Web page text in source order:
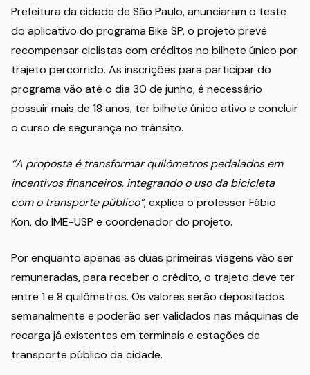
Prefeitura da cidade de São Paulo, anunciaram o teste
do aplicativo do programa Bike SP, o projeto prevê
recompensar ciclistas com créditos no bilhete único por
trajeto percorrido. As inscrições para participar do
programa vão até o dia 30 de junho, é necessário
possuir mais de 18 anos, ter bilhete único ativo e concluir
o curso de segurança no trânsito.
“A proposta é transformar quilômetros pedalados em
incentivos financeiros, integrando o uso da bicicleta
com o transporte público”, explica o professor Fábio
Kon, do IME-USP e coordenador do projeto.
Por enquanto apenas as duas primeiras viagens vão ser
remuneradas, para receber o crédito, o trajeto deve ter
entre 1 e 8 quilômetros. Os valores serão depositados
semanalmente e poderão ser validados nas máquinas de
recarga já existentes em terminais e estações de
transporte público da cidade.